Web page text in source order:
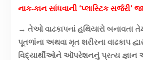
નાક-કાન સાંધવાની ‘પ્લાસ્ટિક સર્જરી’
→ તેઓ વાઢકાપનાં હથિયારો બનાવતા
પૂતળાંના અથવા મૃત શરીરના વાઢકાપ
વિદ્યાર્થીઓને ઑપરેશનનું પ્રત્ય જ્ઞાન